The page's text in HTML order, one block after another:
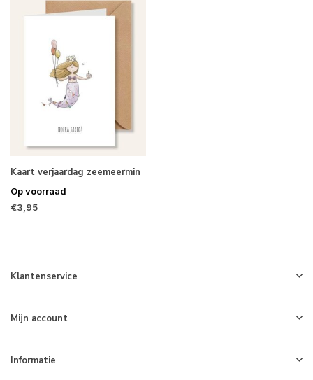
Kaart verjaardag zeemeermin
Op voorraad
€3,95
Klantenservice
Mijn account
Informatie